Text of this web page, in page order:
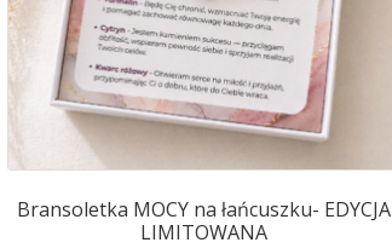
Bransoletka MOCY na łańcuszku- EDYCJA
LIMITOWANA